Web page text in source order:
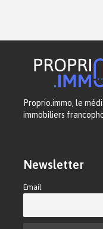
Proprio.immo, le
immobiliers
Newsletter
Email